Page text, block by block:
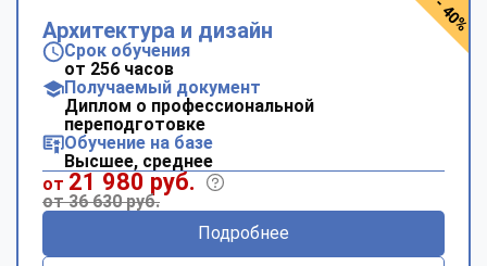
Архитектура и дизайн
Срок обучения
от 256 часов
Получаемый документ
Диплом о профессиональной
переподготовке
Обучение на базе
Высшее, среднее
от 21 980 руб.
от 36 630 руб.
Подробнее
- 40%